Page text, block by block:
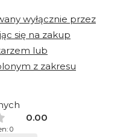
wyłącznie przez
się na zakup
lub
z zakresu
0.00
0